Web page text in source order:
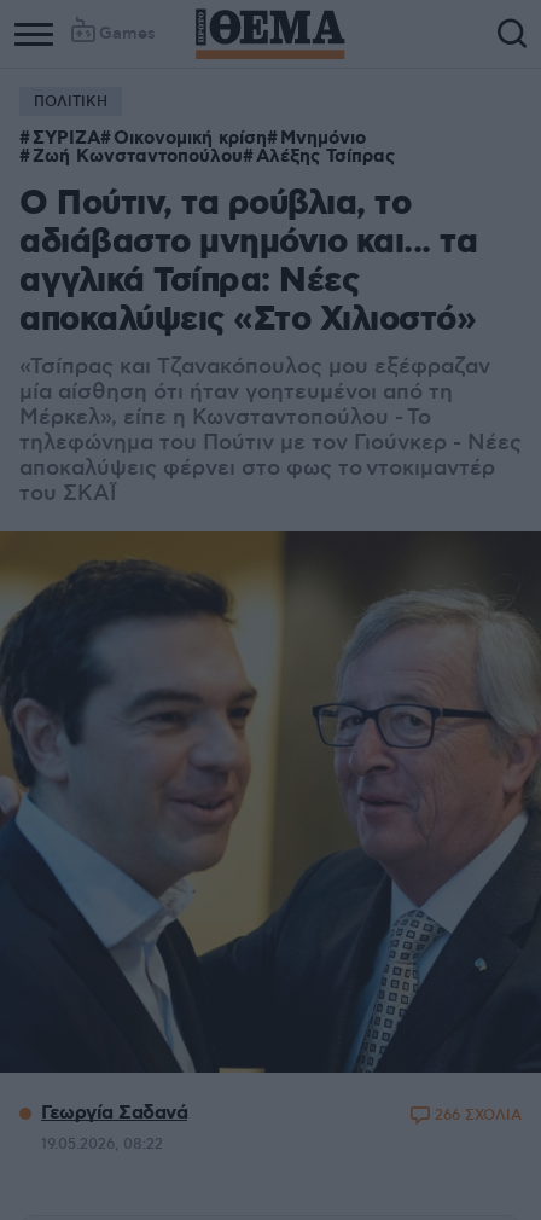
Games
ΠΟΛΙΤΙΚΗ
ΣΥΡΙΖΑ Οικονομική κρίση Μνημόνιο
Ζωή Κωνσταντοπούλου Αλέξης Τσίπρας
O Πούτιν, τα ρούβλια, το
αδιάβαστο μνημόνιο και... τα
αγγλικά Τσίπρα: Νέες
αποκαλύψεις «Στο Χιλιοστό»
«Τσίπρας και Τζανακόπουλος μου εξέφραζαν
μία αίσθηση ότι ήταν γοητευμένοι από τη
Μέρκελ», είπε η Κωνσταντοπούλου - Το
τηλεφώνημα του Πούτιν με τον Γιούνκερ - Νέες
αποκαλύψεις φέρνει στο φως το ντοκιμαντέρ
του ΣΚΑΪ
Γεωργία Σαδανά
19.05.2026, 08:22
266 ΣΧΟΛΙΑ